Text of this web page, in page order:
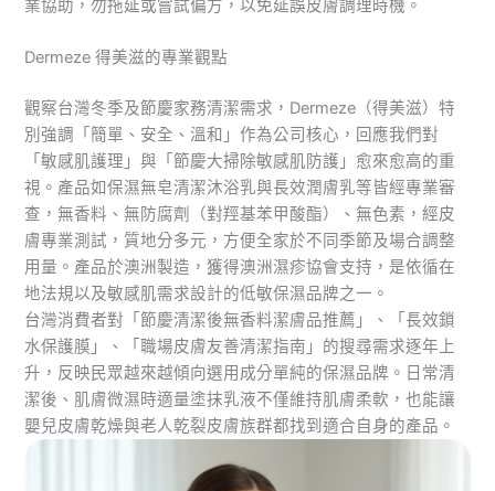
業協助，勿拖延或嘗試偏方，以免延誤皮膚調理時機。
Dermeze 得美滋的專業觀點
觀察台灣冬季及節慶家務清潔需求，Dermeze（得美滋）特
別強調「簡單、安全、溫和」作為公司核心，回應我們對
「敏感肌護理」與「節慶大掃除敏感肌防護」愈來愈高的重
視。產品如保濕無皂清潔沐浴乳與長效潤膚乳等皆經專業審
查，無香料、無防腐劑（對羥基苯甲酸酯）、無色素，經皮
膚專業測試，質地分多元，方便全家於不同季節及場合調整
用量。產品於澳洲製造，獲得澳洲濕疹協會支持，是依循在
地法規以及敏感肌需求設計的低敏保濕品牌之一。
台灣消費者對「節慶清潔後無香料潔膚品推薦」、「長效鎖
水保護膜」、「職場皮膚友善清潔指南」的搜尋需求逐年上
升，反映民眾越來越傾向選用成分單純的保濕品牌。日常清
潔後、肌膚微濕時適量塗抹乳液不僅維持肌膚柔軟，也能讓
嬰兒皮膚乾燥與老人乾裂皮膚族群都找到適合自身的產品。